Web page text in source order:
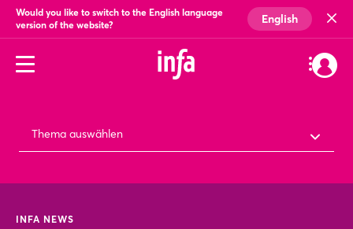
Would you like to switch to the English language
version of the website?
English
Thema auswählen
INFA NEWS